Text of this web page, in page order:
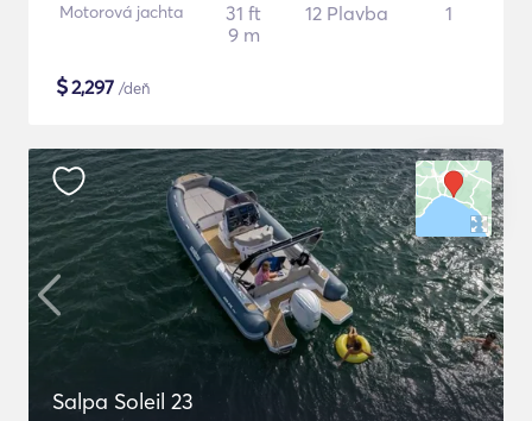
Motorová jachta
31 ft
9 m
12 Plavba 1
$2,297 /deň
Salpa Soleil 23